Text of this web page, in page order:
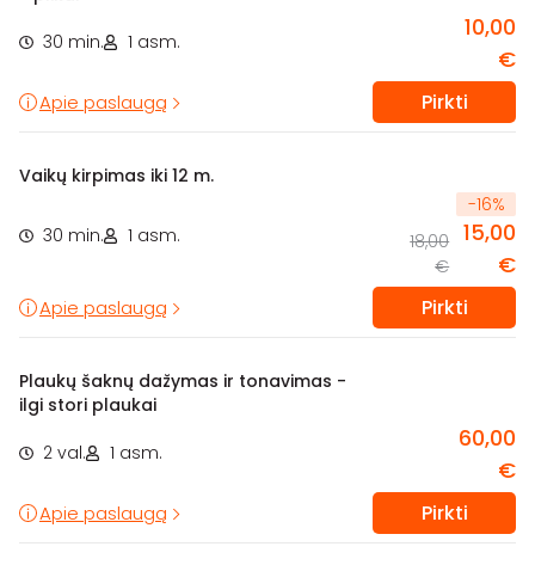
30 min. 1 asm.
10,00
€
Apie paslaugą Pirkti
Vaikų kirpimas iki 12 m.
30 min. 1 asm.
-16%
18,00
€
15,00
€
Apie paslaugą Pirkti
Plaukų šaknų dažymas ir tonavimas -
ilgi stori plaukai
2 val. 1 asm.
60,00
€
Apie paslaugą Pirkti